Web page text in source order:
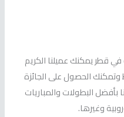
قطر يمكنك عميلنا الكريم
وتمكنك الحصول على الجائزة
بأفضل البطولات والمباريات
وغيرها.